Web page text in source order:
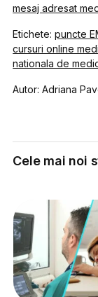
mesaj adresat
Etichete:puncte
cursuri online
nationala de
Autor: Adriana
Cele mai noi